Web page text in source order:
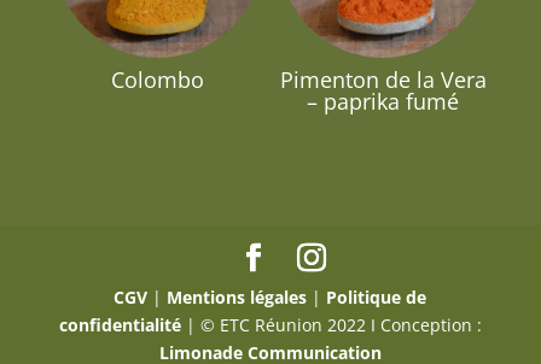
Colombo Pimenton de la Vera
– paprika fumé
CGV | Mentions légales | Politique de
confidentialité| © ETC Réunion 2022 I Conception :
Limonade Communication